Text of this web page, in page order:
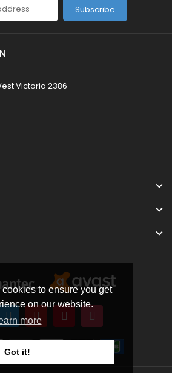
to ensure you get
on our website.
more
Got it!
Subscribe
Victoria 2386